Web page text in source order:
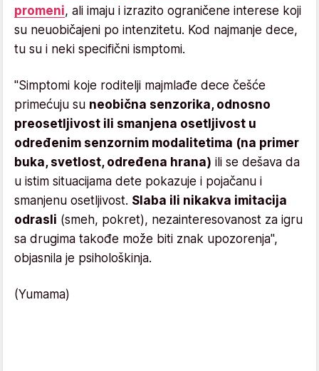
promeni, ali imaju i izrazito ograničene interese koji
su neuobičajeni po intenzitetu. Kod najmanje dece,
tu su i neki specifični ismptomi.
"Simptomi koje roditelji majmlađe dece češće
primećuju su neobična senzorika, odnosno
preosetljivost ili smanjena osetljivost u
određenim senzornim modalitetima (na primer
buka, svetlost, određena hrana) ili se dešava da
u istim situacijama dete pokazuje i pojačanu i
smanjenu osetljivost. Slaba ili nikakva imitacija
odrasli (smeh, pokret), nezainteresovanost za igru
sa drugima takođe može biti znak upozorenja",
objasnila je psihološkinja.
(Yumama)